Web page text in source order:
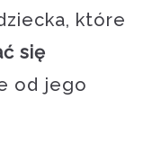
które
się
od jego